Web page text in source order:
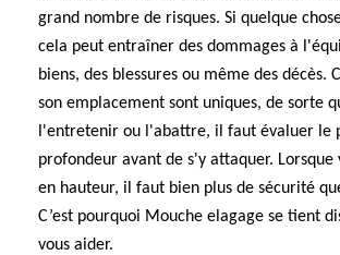
grand nombre de risques. Si quelque
cela peut entraîner des dommages à
biens, des blessures ou même des décès.
son emplacement sont uniques, de sorte
l'entretenir ou l'abattre, il faut évaluer le
profondeur avant de s'y attaquer. Lorsque
en hauteur, il faut bien plus de sécurité
C’est pourquoi Mouche elagage se tient
vous aider.